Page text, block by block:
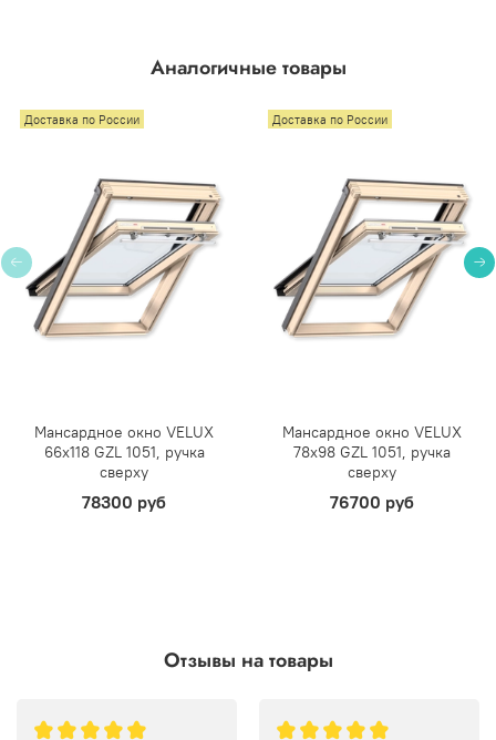
Аналогичные товары
Доставка по России
Мансардное окно VELUX
66х118 GZL 1051, ручка
сверху
78300 руб
Доставка по России
Мансардное окно VELUX
78х98 GZL 1051, ручка
сверху
76700 руб
Отзывы на товары